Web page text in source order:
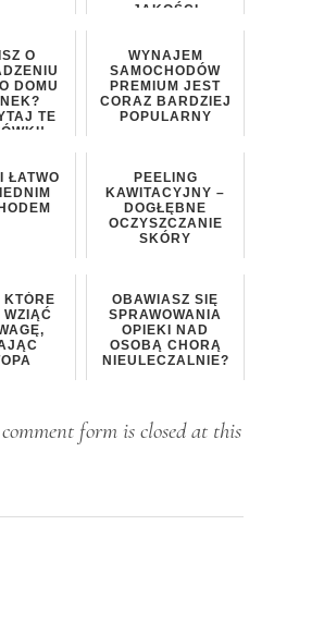
JAKOŚCI
O
DOMU
TE
WYNAJEM
SAMOCHODÓW
PREMIUM JEST
CORAZ BARDZIEJ
POPULARNY
ŁATWO
PEELING
KAWITACYJNY –
DOGŁĘBNE
OCZYSZCZANIE
SKÓRY
KTÓRE
WZIĄĆ
OBAWIASZ SIĘ
SPRAWOWANIA
OPIEKI NAD
OSOBĄ CHORĄ
NIEULECZALNIE?
form is closed at this